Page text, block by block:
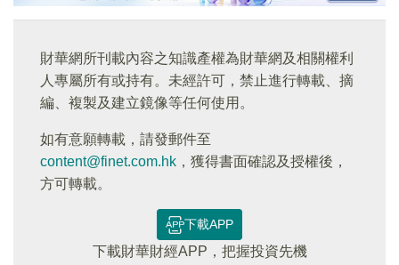
財華網所刊載內容之知識產權為財華網及相關權利
人專屬所有或持有。未經許可，禁止進行轉載、摘
編、複製及建立鏡像等任何使用。
如有意願轉載，請發郵件至
content@finet.com.hk ，獲得書面確認及授權後，
方可轉載。
下載APP
下載財華財經APP，把握投資先機